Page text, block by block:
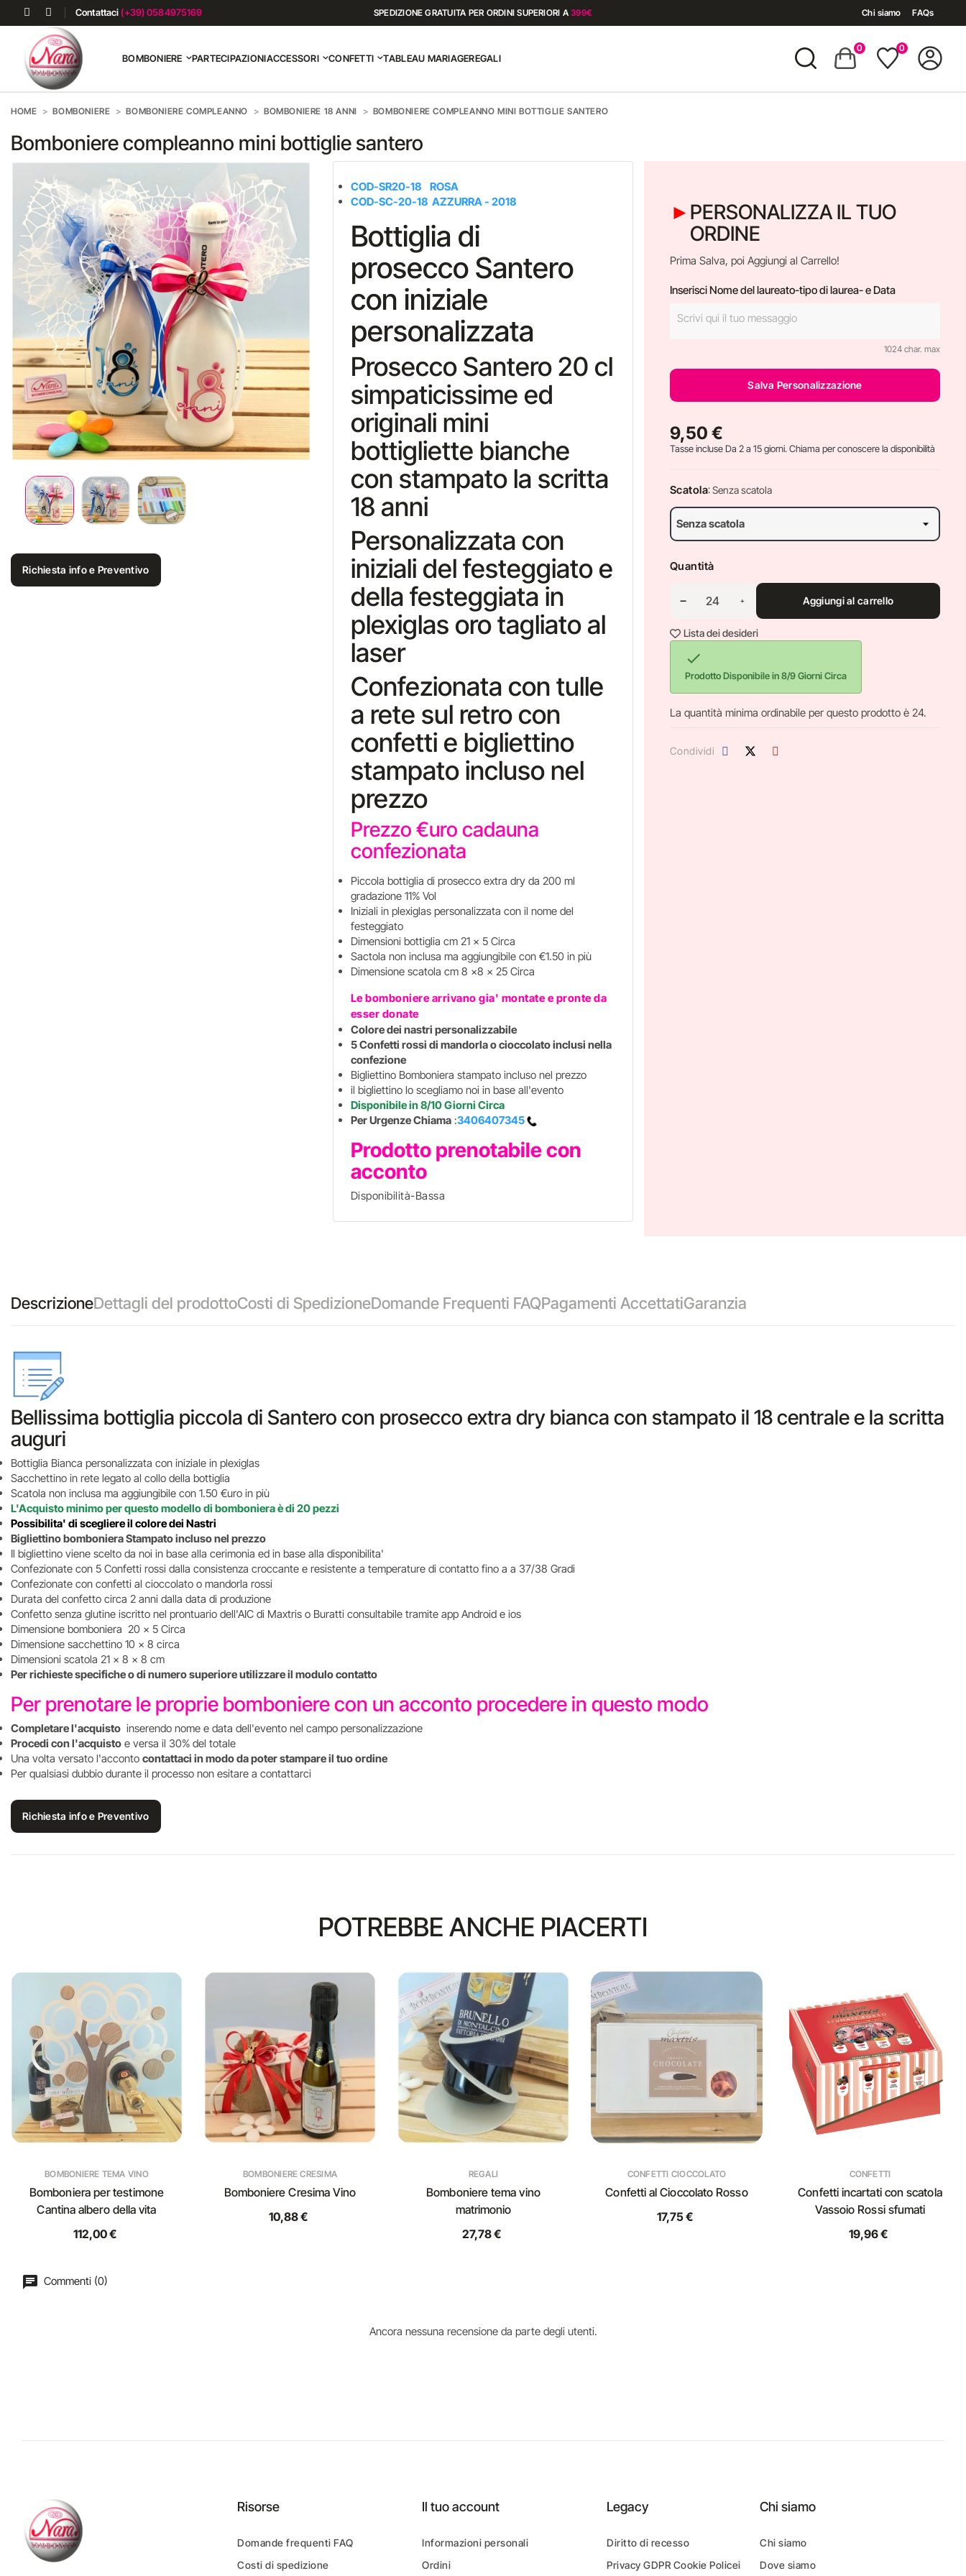
Contattaci (+39) 0584975169 SPEDIZIONE GRATUITA PER ORDINI SUPERIORI A399€ Chi siamo FAQs
BOMBONIERE PARTECIPAZIONIACCESSORI CONFETTI TABLEAU MARIAGEREGALI
0 0
HOME BOMBONIERE BOMBONIERE COMPLEANNO BOMBONIERE 18 ANNI BOMBONIERE COMPLEANNO MINI BOTTIGLIE SANTERO
Bomboniere compleanno mini bottiglie santero
Richiesta info e Preventivo
COD-SR20-18 ROSA
COD-SC-20-18 AZZURRA - 2018
Bottiglia di
prosecco Santero
con iniziale
personalizzata
Prosecco Santero 20 cl
simpaticissime ed
originali mini
bottigliette bianche
con stampato la scritta
18 anni
Personalizzata con
iniziali del festeggiato e
della festeggiata in
plexiglas oro tagliato al
laser
Confezionata con tulle
a rete sul retro con
confetti e bigliettino
stampato incluso nel
prezzo
Prezzo €uro cadauna
confezionata
Piccola bottiglia di prosecco extra dry da 200 ml
gradazione 11% Vol
Iniziali in plexiglas personalizzata con il nome del
festeggiato
Dimensioni bottiglia cm 21 x 5 Circa
Sactola non inclusa ma aggiungibile con €1.50 in più
Dimensione scatola cm 8 x8 x 25 Circa
Le bomboniere arrivano gia' montate e pronte da
esser donate
Colore dei nastri personalizzabile
5 Confetti rossi di mandorla o cioccolato inclusi nella
confezione
Bigliettino Bomboniera stampato incluso nel prezzo
il bigliettino lo scegliamo noi in base all'evento
Disponibile in 8/10 Giorni Circa
Per Urgenze Chiama:3406407345
Prodotto prenotabile con
acconto
Disponibilità-Bassa
PERSONALIZZA IL TUO
ORDINE
Prima Salva, poi Aggiungi al Carrello!
Inserisci Nome del laureato-tipo di laurea- e Data
1024 char. max
Salva Personalizzazione
9,50 €
Tasse incluseDa 2 a 15 giorni. Chiama per conoscere la disponibilità
Scatola: Senza scatola
Quantità
Aggiungi al carrello
Lista dei desideri

Prodotto Disponibile in 8/9 Giorni Circa
La quantità minima ordinabile per questo prodotto è 24.
Condividi
DescrizioneDettagli del prodottoCosti di SpedizioneDomande Frequenti FAQPagamenti AccettatiGaranzia
Bellissima bottiglia piccola di Santero con prosecco extra dry bianca con stampato il 18 centrale e la scritta
auguri
Bottiglia Bianca personalizzata con iniziale in plexiglas
Sacchettino in rete legato al collo della bottiglia
Scatola non inclusa ma aggiungibile con 1.50 €uro in più
L'Acquisto minimo per questo modello di bomboniera è di 20 pezzi
Possibilita' di scegliere il colore dei Nastri
Bigliettino bomboniera Stampato incluso nel prezzo
Il bigliettino viene scelto da noi in base alla cerimonia ed in base alla disponibilita'
Confezionate con 5 Confetti rossi dalla consistenza croccante e resistente a temperature di contatto fino a a 37/38 Gradi
Confezionate con confetti al cioccolato o mandorla rossi
Durata del confetto circa 2 anni dalla data di produzione
Confetto senza glutine iscritto nel prontuario dell'AIC di Maxtris o Buratti consultabile tramite app Android e ios
Dimensione bomboniera 20 x 5 Circa
Dimensione sacchettino 10 x 8 circa
Dimensioni scatola 21 x 8 x 8 cm
Per richieste specifiche o di numero superiore utilizzare il modulo contatto
Per prenotare le proprie bomboniere con un acconto procedere in questo modo
Completare l'acquisto inserendo nome e data dell'evento nel campo personalizzazione
Procedi con l'acquisto e versa il 30% del totale
Una volta versato l'acconto contattaci in modo da poter stampare il tuo ordine
Per qualsiasi dubbio durante il processo non esitare a contattarci
Richiesta info e Preventivo
POTREBBE ANCHE PIACERTI
BOMBONIERE TEMA VINO
Bomboniera per testimone
Cantina albero della vita
112,00 €
BOMBONIERE CRESIMA
Bomboniere Cresima Vino
10,88 €
REGALI
Bomboniere tema vino
matrimonio
27,78 €
CONFETTI CIOCCOLATO
Confetti al Cioccolato Rosso
17,75 €
CONFETTI
Confetti incartati con scatola
Vassoio Rossi sfumati
19,96 €
Commenti (0)
Ancora nessuna recensione da parte degli utenti.
Risorse
Domande frequenti FAQ
Costi di spedizione
Il tuo account
Informazioni personali
Ordini
Legacy
Diritto di recesso
Privacy GDPR Cookie Policei
Chi siamo
Chi siamo
Dove siamo